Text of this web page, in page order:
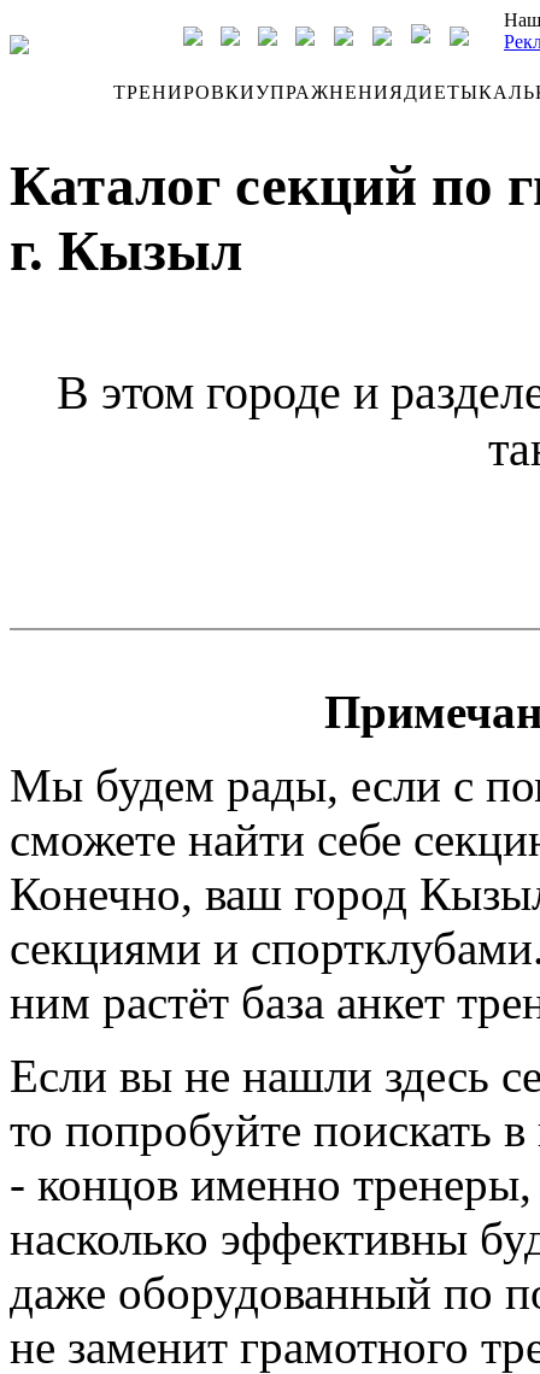
ТРЕНИРОВКИУПРАЖНЕНИЯДИЕТЫ
Каталог секций по
г. Кызыл
В этом городе и
Мы будем рады, если с
сможете найти себе
Конечно, ваш город
секциями и
ним растёт база анкет
Если вы не нашли здесь
то попробуйте поискать
- концов именно
насколько эффективны
даже оборудованный по
не заменит грамотного